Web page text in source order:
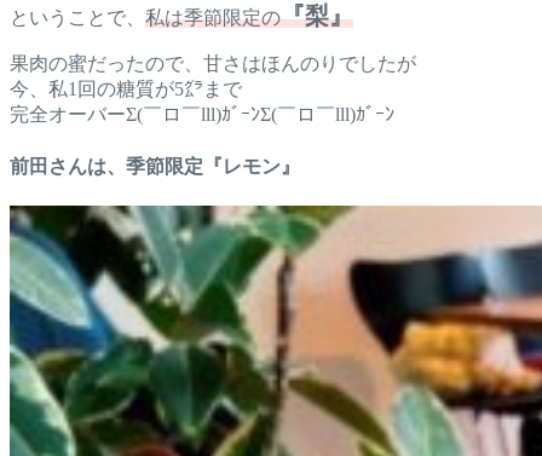
ということで、 私は季節限定の『梨』
果肉の蜜だったので、甘さはほんのりでしたが
今、私1回の糖質が5㌘まで
完全オーバーΣ(￣ロ￣lll)ｶﾞｰﾝΣ(￣ロ￣lll)ｶﾞｰﾝ
前田さんは、季節限定『レモン』